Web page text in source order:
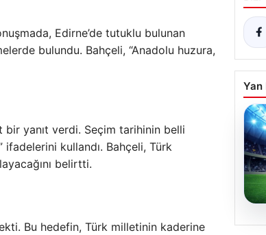
Edirne’de tutuklu bulunan
bulundu. Bahçeli, “Anadolu huzura,
bir yanıt verdi. Seçim tarihinin belli
ifadelerini kullandı. Bahçeli, Türk
belirtti.
Bu hedefin, Türk milletinin kaderine
Yan